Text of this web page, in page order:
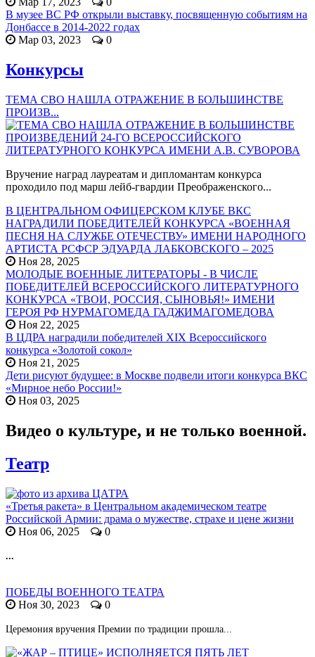
В музее ВС РФ открыли выставку, посвященную событиям на
Донбассе в 2014-2022 годах
Мар 03, 2023
0
Конкурсы
ТЕМА СВО НАШЛА ОТРАЖЕНИЕ В БОЛЬШИНСТВЕ
ПРОИЗВ...
Вручение наград лауреатам и дипломантам конкурса
проходило под марш лейб-гвардии Преображенского...
В ЦЕНТРАЛЬНОМ ОФИЦЕРСКОМ КЛУБЕ ВКС
НАГРАДИЛИ ПОБЕДИТЕЛЕЙ КОНКУРСА «ВОЕННАЯ
ПЕСНЯ НА СЛУЖБЕ ОТЕЧЕСТВУ» ИМЕНИ НАРОДНОГО
АРТИСТА РСФСР ЭДУАРДА ЛАБКОВСКОГО – 2025
Ноя 28, 2025
МОЛОДЫЕ ВОЕННЫЕ ЛИТЕРАТОРЫ - В ЧИСЛЕ
ПОБЕДИТЕЛЕЙ ВСЕРОССИЙСКОГО ЛИТЕРАТУРНОГО
КОНКУРСА «ТВОИ, РОССИЯ, СЫНОВЬЯ!» ИМЕНИ
ГЕРОЯ РФ НУРМАГОМЕДА ГАДЖИМАГОМЕДОВА
Ноя 22, 2025
В ЦДРА наградили победителей XIX Всероссийского
конкурса «Золотой сокол»
Ноя 21, 2025
Дети рисуют будущее: в Москве подвели итоги конкурса ВКС
«Мирное небо России!»
Ноя 03, 2025
Видео о культуре, и не только военной.
Театр
«Третья ракета» в Центральном академическом театре
Российской Армии: драма о мужестве, страхе и цене жизни
Ноя 06, 2025
0
...
ПОБЕДЫ ВОЕННОГО ТЕАТРА
Ноя 30, 2023
0
Церемония вручения Премии по традиции прошла...